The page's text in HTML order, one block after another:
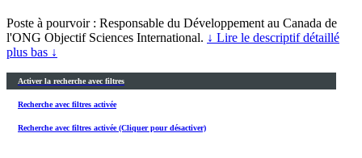
Poste à pourvoir : Responsable du Développement au Canada de
l'ONG Objectif Sciences International. ↓ Lire le descriptif détaillé
plus bas ↓
Activer la recherche avec filtres
Recherche avec filtres activée
Recherche avec filtres activée (Cliquer pour désactiver)